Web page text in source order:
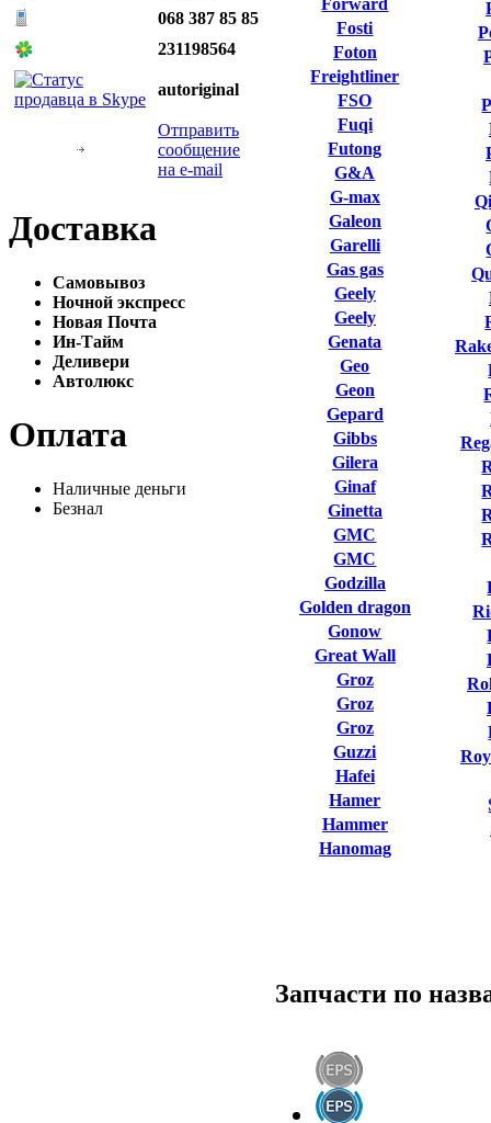
068 387 85 85
231198564
autoriginal
Отправить
сообщение
на e-mail
Доставка
Самовывоз
Ночной экспресс
Новая Почта
Ин-Тайм
Деливери
Автолюкс
Оплата
Наличные деньги
Безнал
Forward
Fosti
Foton
Freightliner
FSO
Fuqi
Futong
G&A
G-max
Galeon
Garelli
Gas gas
Geely
Geely
Genata
Geo
Geon
Gepard
Gibbs
Gilera
Ginaf
Ginetta
GMC
GMC
Godzilla
Golden dragon
Gonow
Great Wall
Groz
Groz
Groz
Guzzi
Hafei
Hamer
Hammer
Hanomag
Запчасти по